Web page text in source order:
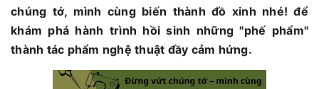
chúng tớ, mình cùng biến thành đồ xinh nhé! để
khám phá hành trình hồi sinh những "phế phẩm"
thành tác phẩm nghệ thuật đầy cảm hứng.